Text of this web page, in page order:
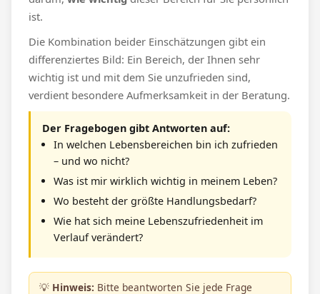
ist.
Die Kombination beider Einschätzungen gibt ein
differenziertes Bild: Ein Bereich, der Ihnen sehr
wichtig ist und mit dem Sie unzufrieden sind,
verdient besondere Aufmerksamkeit in der Beratung.
Der Fragebogen gibt Antworten auf:
In welchen Lebensbereichen bin ich zufrieden
– und wo nicht?
Was ist mir wirklich wichtig in meinem Leben?
Wo besteht der größte Handlungsbedarf?
Wie hat sich meine Lebenszufriedenheit im
Verlauf verändert?
💡 Hinweis: Bitte beantworten Sie jede Frage